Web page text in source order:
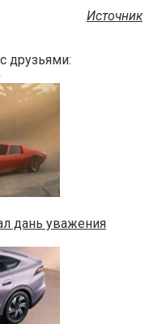
Источник
друзьями:
дань уважения